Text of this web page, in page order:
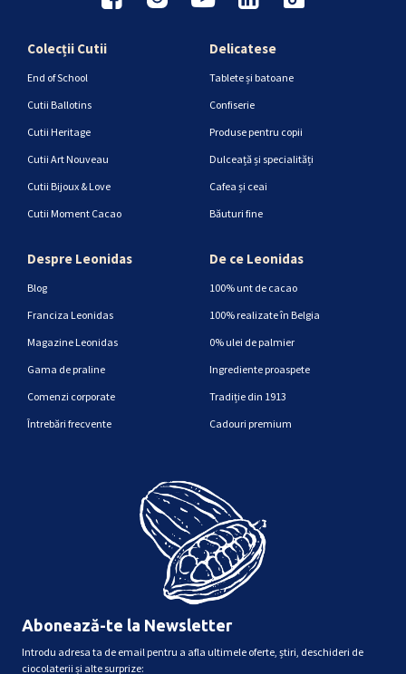
Colecții Cutii
End of School
Cutii Ballotins
Cutii Heritage
Cutii Art Nouveau
Cutii Bijoux & Love
Cutii Moment Cacao
Delicatese
Tablete și batoane
Confiserie
Produse pentru copii
Dulceață și specialități
Cafea și ceai
Băuturi fine
Despre Leonidas
Blog
Franciza Leonidas
Magazine Leonidas
Gama de praline
Comenzi corporate
Întrebări frecvente
De ce Leonidas
100% unt de cacao
100% realizate în Belgia
0% ulei de palmier
Ingrediente proaspete
Tradiție din 1913
Cadouri premium
Abonează-te la Newsletter
Introdu adresa ta de email pentru a afla ultimele oferte, știri, deschideri de
ciocolaterii și alte surprize: